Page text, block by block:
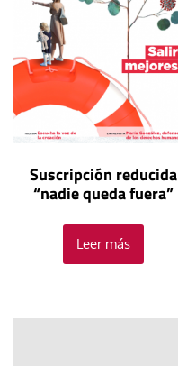
Suscripción reducida
“nadie queda fuera”
Leer más